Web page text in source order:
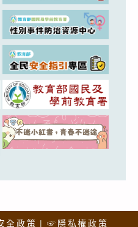
全政策 ☞隱私權政策